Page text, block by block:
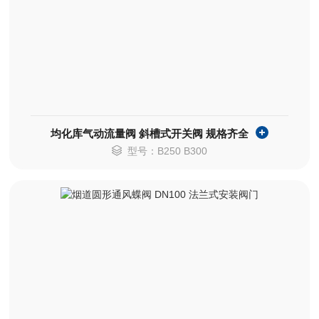
均化库气动流量阀 斜槽式开关阀 规格齐全
型号：B250 B300